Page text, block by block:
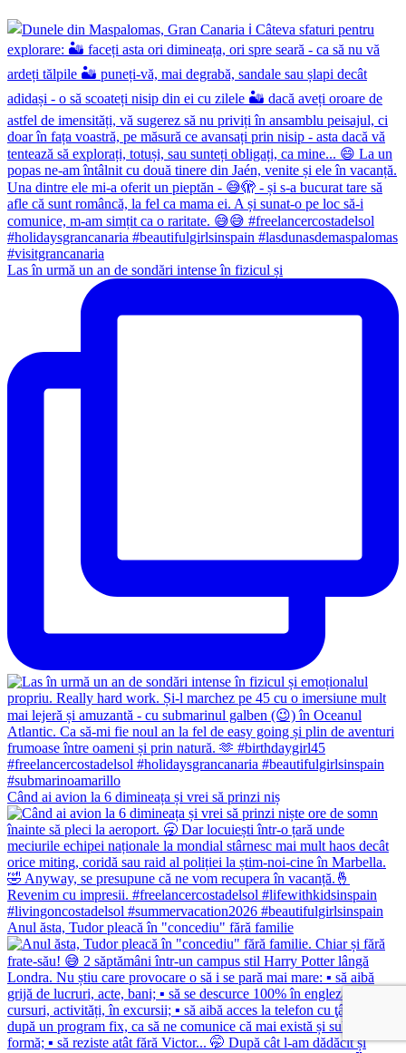
Las în urmă un an de sondări intense în fizicul și
Când ai avion la 6 dimineața și vrei să prinzi niș
Anul ăsta, Tudor pleacă în "concediu" fără familie